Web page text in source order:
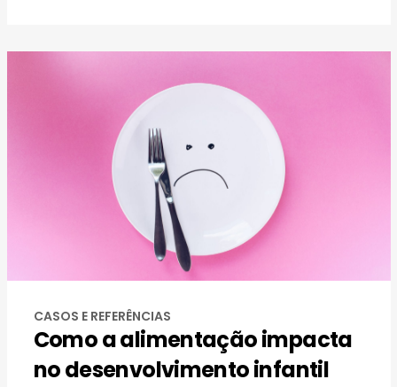
CASOS E REFERÊNCIAS
Como a alimentação impacta
no desenvolvimento infantil